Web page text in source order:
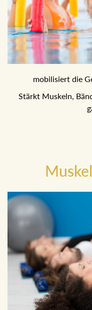
mobilisiert die
Stärkt Muskeln,